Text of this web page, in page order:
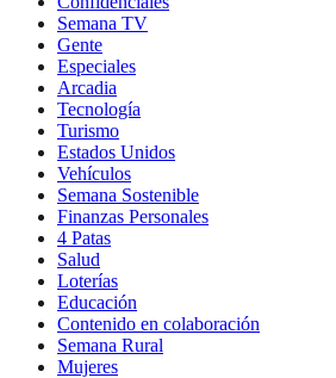
Semana TV
Gente
Especiales
Arcadia
Tecnología
Turismo
Estados Unidos
Vehículos
Semana Sostenible
Finanzas Personales
4 Patas
Salud
Loterías
Educación
Contenido en colaboración
Semana Rural
Mujeres